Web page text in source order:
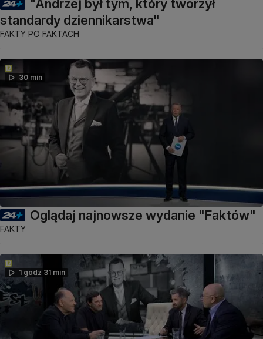
"Andrzej był tym, który tworzył
standardy dziennikarstwa"
FAKTY PO FAKTACH
30 min
Oglądaj najnowsze wydanie "Faktów"
FAKTY
1 godz 31 min